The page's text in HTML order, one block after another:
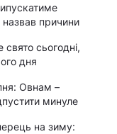
причини
сьогодні,
дня
Овнам –
минуле
на зиму: